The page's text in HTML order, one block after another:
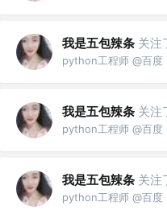
我是五包辣条 关注
python工程师 @百度
我是五包辣条 关注
python工程师 @百度
我是五包辣条 关注
python工程师 @百度